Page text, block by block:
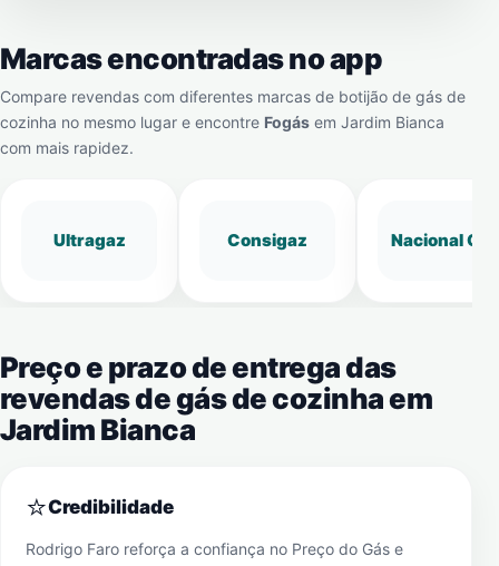
Marcas encontradas no app
Compare revendas com diferentes marcas de botijão de gás de
cozinha no mesmo lugar e encontre Fogás em Jardim Bianca
com mais rapidez.
Ultragaz Consigaz Nacional Gás
Preço e prazo de entrega das
revendas de gás de cozinha em
Jardim Bianca
⭐Credibilidade
Rodrigo Faro reforça a confiança no Preço do Gás e